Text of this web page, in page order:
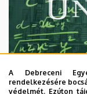
A Debreceni
rendelkezésére
védelmét. Ezúton